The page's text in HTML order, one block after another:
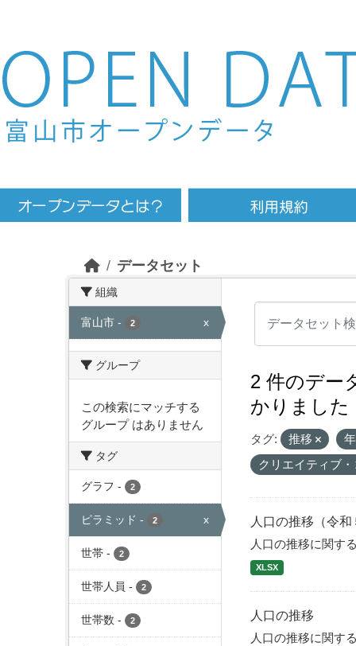
Skip to main content
データセット
組織
富山市 - 2 x
グループ
この検索にマッチする
グループ はありません
タグ
グラフ - 2
ピラミッド - 2 x
世帯 - 2
世帯人員 - 2
世帯数 - 2
2 件のデー
かりました
タグ: 推移
クリエイティブ
人口の推移（令和
人口の推移に関す
XLSX
人口の推移
人口の推移に関す